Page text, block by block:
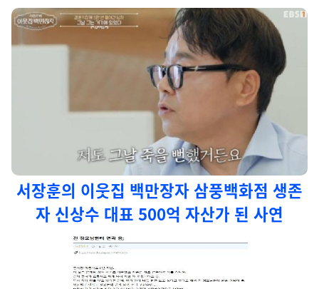
서장훈의 이웃집 백만장자 삼풍백화점 생존
자 신상수 대표 500억 자산가 된 사연